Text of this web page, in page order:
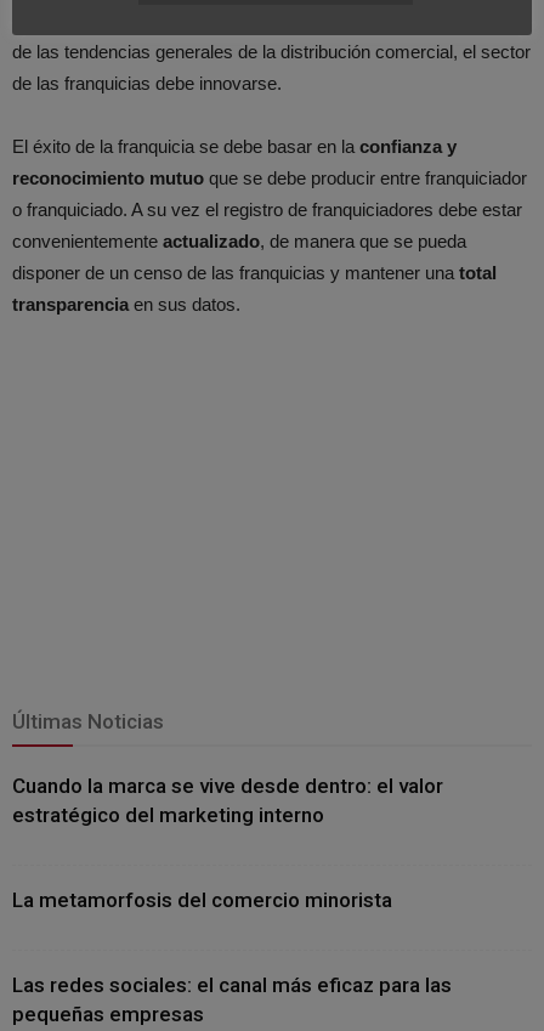
de las tendencias generales de la distribución comercial, el sector
de las franquicias debe innovarse.
El éxito de la franquicia se debe basar en la confianza y
reconocimiento mutuo que se debe producir entre franquiciador
o franquiciado. A su vez el registro de franquiciadores debe estar
convenientemente actualizado, de manera que se pueda
disponer de un censo de las franquicias y mantener una total
transparencia en sus datos.
Últimas Noticias
Cuando la marca se vive desde dentro: el valor
estratégico del marketing interno
La metamorfosis del comercio minorista
Las redes sociales: el canal más eficaz para las
pequeñas empresas